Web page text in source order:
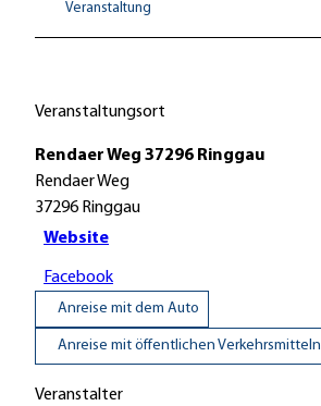
Veranstaltung
Veranstaltungsort
Rendaer Weg 37296 Ringgau
Rendaer Weg
37296 Ringgau
Website
Facebook
Anreise mit dem Auto
Anreise mit öffentlichen Verkehrsmitteln
Veranstalter